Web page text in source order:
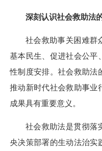
深刻认识社会救助法
社会救助事关困难群
基本民生、促进社会公平
性制度安排。社会救助法
推动新时代社会救助事业
成果具有重要意义。
社会救助法是贯彻落
央决策部署的生动法治实